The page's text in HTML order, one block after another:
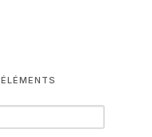
ÉLÉMENTS